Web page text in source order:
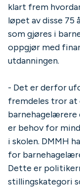
klart frem
løpet av disse 75
som gjøres i
oppgjør med
utdanningen.
- Det er derfor
fremdeles tror at
barnehagelærere
er behov for
i skolen. DMMH
for
Dette er
stillingskategori